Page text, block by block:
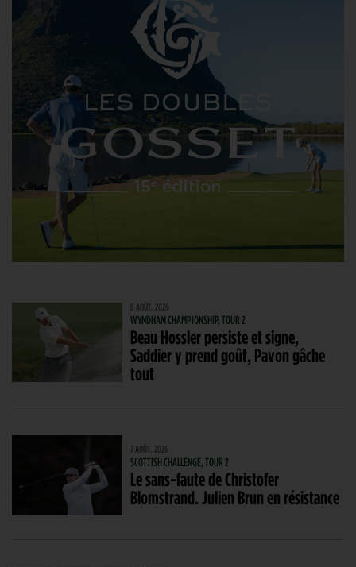
8 AOÛT. 2026
WYNDHAM CHAMPIONSHIP, TOUR 2
Beau Hossler persiste et signe,
Saddier y prend goût, Pavon gâche
tout
7 AOÛT. 2026
SCOTTISH CHALLENGE, TOUR 2
Le sans-faute de Christofer
Blomstrand. Julien Brun en résistance